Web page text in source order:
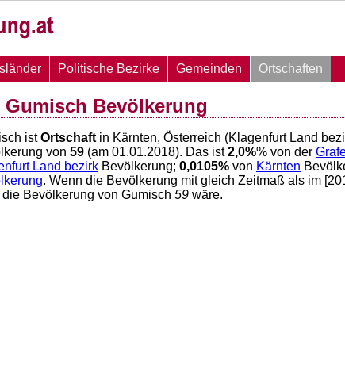
Politische Bezirke Gemeinden
Ortschaften
Gumisch Bevölkerung
istOrtschaft in Kärnten, Österreich (Klagenfurt Land
von 59 (am 01.01.2018). Das ist2,0%% von der
Land bezirk Bevölkerung; 0,0105% von Kärnten
. Wenn die Bevölkerung mit gleich Zeitmaß als im
Bevölkerung von Gumisch 59 wäre.